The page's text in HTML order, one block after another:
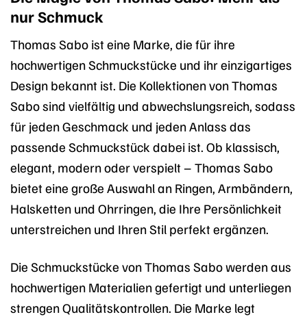
nur Schmuck
Thomas Sabo ist eine Marke, die für ihre
hochwertigen Schmuckstücke und ihr einzigartiges
Design bekannt ist. Die Kollektionen von Thomas
Sabo sind vielfältig und abwechslungsreich, sodass
für jeden Geschmack und jeden Anlass das
passende Schmuckstück dabei ist. Ob klassisch,
elegant, modern oder verspielt – Thomas Sabo
bietet eine große Auswahl an Ringen, Armbändern,
Halsketten und Ohrringen, die Ihre Persönlichkeit
unterstreichen und Ihren Stil perfekt ergänzen.
Die Schmuckstücke von Thomas Sabo werden aus
hochwertigen Materialien gefertigt und unterliegen
strengen Qualitätskontrollen. Die Marke legt